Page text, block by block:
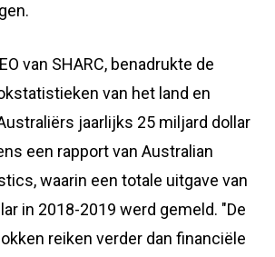
van SHARC, benadrukte de
van het land en
jaarlijks 25 miljard dollar
een rapport van Australian
waarin een totale uitgave van
in 2018-2019 werd gemeld. "De
reiken verder dan financiële